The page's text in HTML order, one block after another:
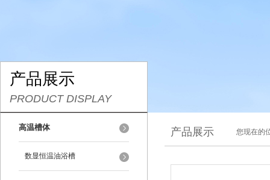
产品展示
PRODUCT DISPLAY
高温槽体
数显恒温油浴槽
产品展示 您现在的